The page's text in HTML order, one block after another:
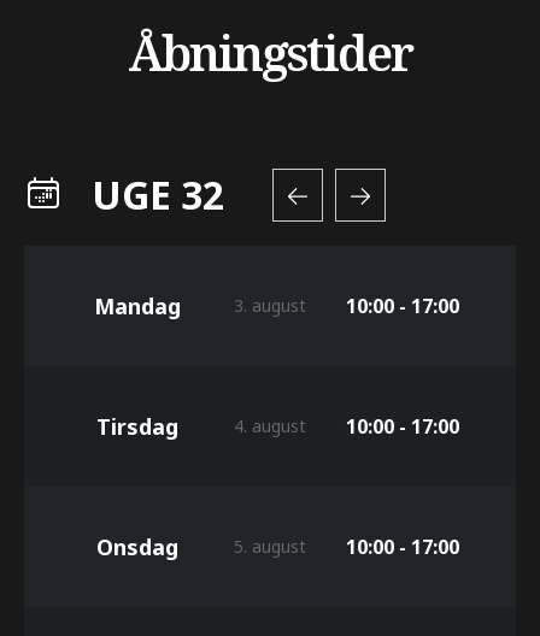
Åbningstider
UGE 32
Mandag 3. august 10:00 - 17:00
Tirsdag 4. august 10:00 - 17:00
Onsdag 5. august 10:00 - 17:00